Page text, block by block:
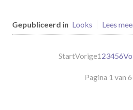
Gepubliceerd in Looks Lees
StartVorige1 23456
Pagina 1 van 6